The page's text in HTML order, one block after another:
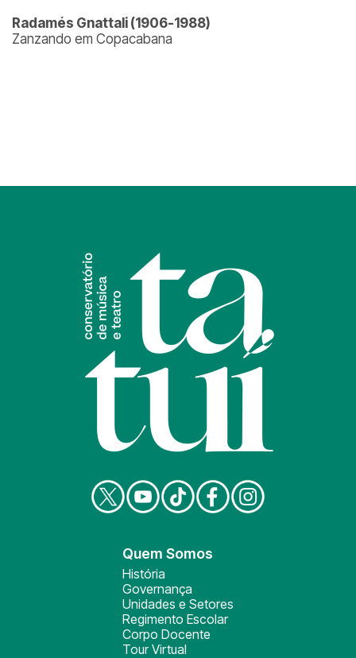
Radamés Gnattali (1906-1988)
Zanzando em Copacabana
Quem Somos
História
Governança
Unidades e Setores
Regimento Escolar
Corpo Docente
Tour Virtual